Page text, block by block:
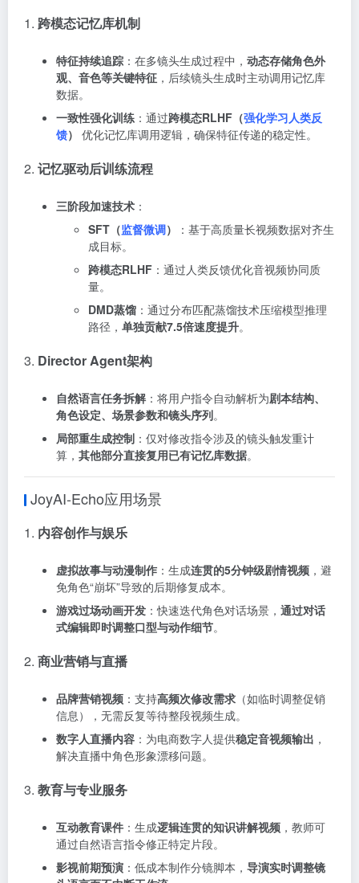
1. 跨模态记忆库机制
特征持续追踪 ：在多镜头生成过程中， 动态存储角色外
观、音色等关键特征 ，后续镜头生成时主动调用记忆库
数据。
一致性强化训练 ：通过跨模态RLHF（强化学习人类反
馈） 优化记忆库调用逻辑，确保特征传递的稳定性。
2. 记忆驱动后训练流程
三阶段加速技术 ：
SFT（监督微调）
：基于高质量长视频数据对齐生
成目标。
跨模态RLHF ：通过人类反馈优化音视频协同质
量。
DMD蒸馏 ：通过分布匹配蒸馏技术压缩模型推理
路径， 单独贡献7.5倍速度提升。
3. Director Agent架构
自然语言任务拆解：将用户指令自动解析为剧本结构、
角色设定、场景参数和镜头序列。
局部重生成控制 ：仅对修改指令涉及的镜头触发重计
算， 其他部分直接复用已有记忆库数据。
JoyAI-Echo应用场景
1. 内容创作与娱乐
虚拟故事与动漫制作 ：生成连贯的5分钟级剧情视频 ，避
免角色“崩坏”导致的后期修复成本。
游戏过场动画开发 ：快速迭代角色对话场景， 通过对话
式编辑即时调整口型与动作细节。
2. 商业营销与直播
品牌营销视频 ：支持高频次修改需求 （如临时调整促销
信息），无需反复等待整段视频生成。
数字人直播内容 ：为电商数字人提供稳定音视频输出 ，
解决直播中角色形象漂移问题。
3. 教育与专业服务
互动教育课件 ：生成逻辑连贯的知识讲解视频 ，教师可
通过自然语言指令修正特定片段。
影视前期预演 ：低成本制作分镜脚本， 导演实时调整镜